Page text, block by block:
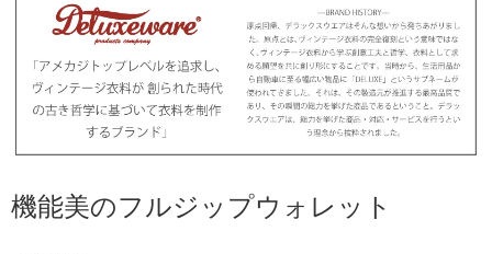
機能美のフルジップウォレット